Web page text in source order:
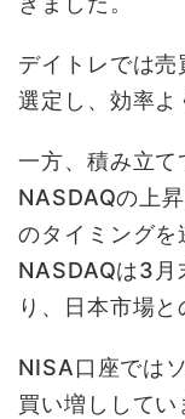
デイトレでは
選定し、効率よ
一方、積み立
NASDAQの上
のタイミングを
NASDAQは3月
り、日本市場と
NISA口座では
買い増しして